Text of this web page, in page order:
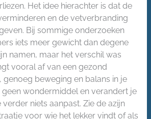
Het idee hierachter is dat de
en de vetverbranding
Bij sommige onderzoeken
iets meer gewicht dan degene
namen, maar het verschil was
vooral af van een gezond
beweging en balans in je
geen wondermiddel en verandert je
niets aanpast. Zie de azijn
voor wie het lekker vindt of als